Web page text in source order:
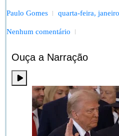
Paulo Gomes quarta-feira,
Nenhum comentário
Ouça a Narração